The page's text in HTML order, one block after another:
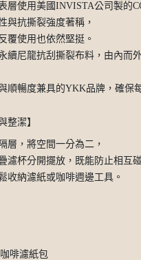
層使用美國INVISTA公司製的
與抗撕裂強度著稱，
覆使用也依然堅挺。
續尼龍抗刮撕裂布料，由內而
順暢度兼具的YKK品牌，確保
整潔】
層，將空間一分為二，
濾杯分開擺放，既能防止相互
收納濾紙或咖啡週邊工具。
啡濾紙包